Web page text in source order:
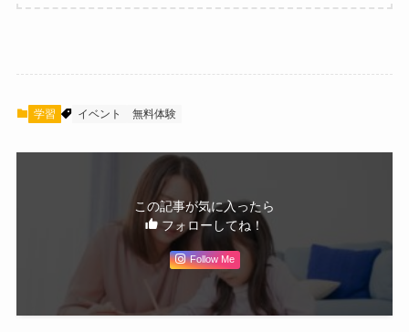
学習 イベント 無料体験
この記事が気に入ったら
フォローしてね！
Follow Me